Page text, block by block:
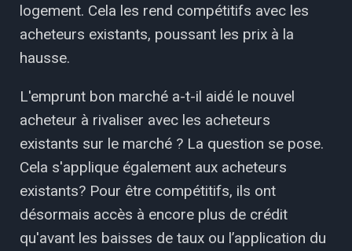
logement. Cela les rend compétitifs avec les
acheteurs existants, poussant les prix à la
hausse.
L'emprunt bon marché a-t-il aidé le nouvel
acheteur à rivaliser avec les acheteurs
existants sur le marché ? La question se pose.
Cela s'applique également aux acheteurs
existants? Pour être compétitifs, ils ont
désormais accès à encore plus de crédit
qu'avant les baisses de taux ou l’application du